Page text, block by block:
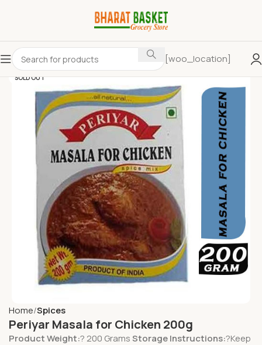
[woo_location]
SOLD OUT
Home Spices
Periyar Masala for Chicken 200g
Product Weight:? 200 GramsStorage Instructions:?Keep